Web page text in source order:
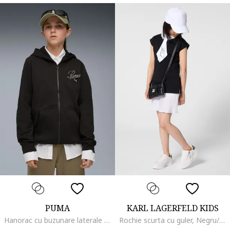
PUMA
Hanorac cu buzunare laterale si fermoar Essential, Negru
KARL LAGERFELD KIDS
Rochie scurta cu guler, Negru/Alb optic